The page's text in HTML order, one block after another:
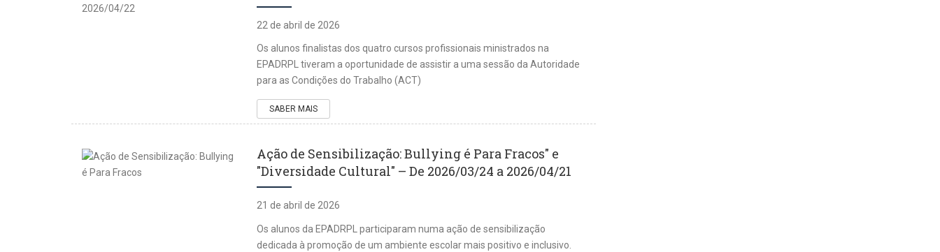
22 de abril de 2026
Os alunos finalistas dos quatro cursos profissionais ministrados na
EPADRPL tiveram a oportunidade de assistir a uma sessão da Autoridade
para as Condições do Trabalho (ACT)
SABER MAIS
Ação de Sensibilização: Bullying é Para Fracos" e
"Diversidade Cultural" – De 2026/03/24 a 2026/04/21
21 de abril de 2026
Os alunos da EPADRPL participaram numa ação de sensibilização
dedicada à promoção de um ambiente escolar mais positivo e inclusivo.